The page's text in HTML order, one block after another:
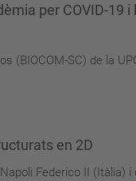
per COVID-19 i
(BIOCOM-SC) de la
en 2D
Federico II (Itàlia)